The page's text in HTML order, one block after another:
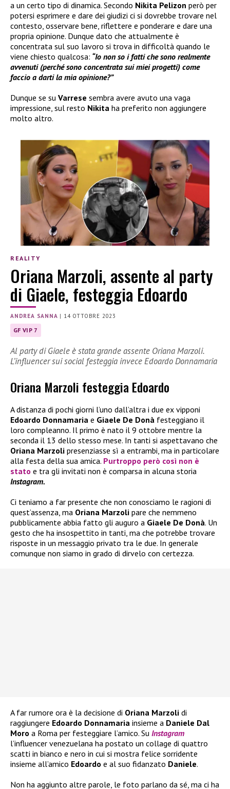
a un certo tipo di dinamica. Secondo Nikita Pelizon però per
potersi esprimere e dare dei giudizi ci si dovrebbe trovare nel
contesto, osservare bene, riflettere e ponderare e dare una
propria opinione. Dunque dato che attualmente è
concentrata sul suo lavoro si trova in difficoltà quando le
viene chiesto qualcosa: “Io non so i fatti che sono realmente
avvenuti (perché sono concentrata sui miei progetti) come
faccio a darti la mia opinione?”
Dunque se su Varrese sembra avere avuto una vaga
impressione, sul resto Nikita ha preferito non aggiungere
molto altro.
REALITY
Oriana Marzoli, assente al party
di Giaele, festeggia Edoardo
ANDREA SANNA | 14 OTTOBRE 2023
GF VIP 7
Al party di Giaele è stata grande assente Oriana Marzoli.
L’influencer sui social festeggia invece Edoardo Donnamaria
Oriana Marzoli festeggia Edoardo
A distanza di pochi giorni l’uno dall’altra i due ex vipponi
Edoardo Donnamaria e Giaele De Donà festeggiano il
loro compleanno. Il primo è nato il 9 ottobre mentre la
seconda il 13 dello stesso mese. In tanti si aspettavano che
Oriana Marzoli presenziasse sì a entrambi, ma in particolare
alla festa della sua amica. Purtroppo però così non è
stato e tra gli invitati non è comparsa in alcuna storia
Instagram.
Ci teniamo a far presente che non conosciamo le ragioni di
quest’assenza, ma Oriana Marzoli pare che nemmeno
pubblicamente abbia fatto gli auguro a Giaele De Donà. Un
gesto che ha insospettito in tanti, ma che potrebbe trovare
risposte in un messaggio privato tra le due. In generale
comunque non siamo in grado di dirvelo con certezza.
A far rumore ora è la decisione di Oriana Marzoli di
raggiungere Edoardo Donnamaria insieme a Daniele Dal
Moro a Roma per festeggiare l’amico. Su Instagram
l’influencer venezuelana ha postato un collage di quattro
scatti in bianco e nero in cui si mostra felice sorridente
insieme all’amico Edoardo e al suo fidanzato Daniele.
Non ha aggiunto altre parole, le foto parlano da sé, ma ci ha